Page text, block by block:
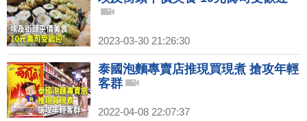
2023-03-30 21:26:30
泰國泡麵專賣店推現買現煮 搶攻年輕
客群
2022-04-08 22:07:37